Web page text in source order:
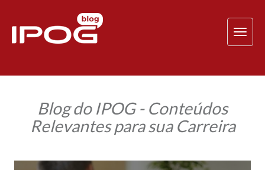
Blog do IPOG - Conteúdos
Relevantes para sua Carreira
Domine